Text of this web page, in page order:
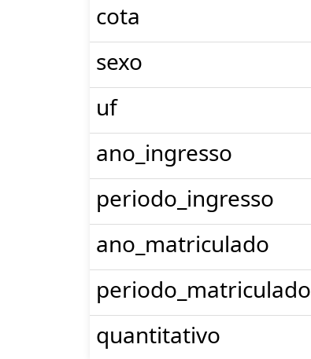
cota
sexo
uf
ano_ingresso
periodo_ingresso
ano_matriculado
periodo_matriculado
quantitativo